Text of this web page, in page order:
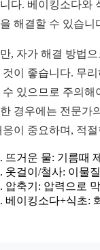
다. 베이킹소다와
해결할 수 있습니
, 자가 해결 방법
것이 좋습니다. 무
수 있으므로 주의해
경우에는 전문가
응이 중요하며, 적
뜨거운 물: 기름때
옷걸이/철사: 이물
압축기: 압력으로
베이킹소다+식초: